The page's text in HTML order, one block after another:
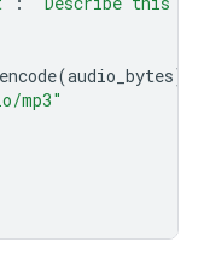
(audio_bytes)
mp3"